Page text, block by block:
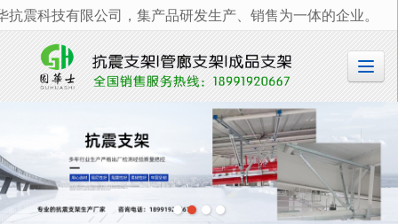
很遗憾，因您的浏览器版本过低导致无法获得最佳浏览体验，推荐下载安装谷歌浏览器！
震科技有限公司，集产品研发生产、销售为一体的企业。